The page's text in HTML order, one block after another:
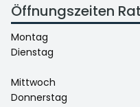
Öffnungszeiten
Montag
Dienstag
Mittwoch
Donnerstag